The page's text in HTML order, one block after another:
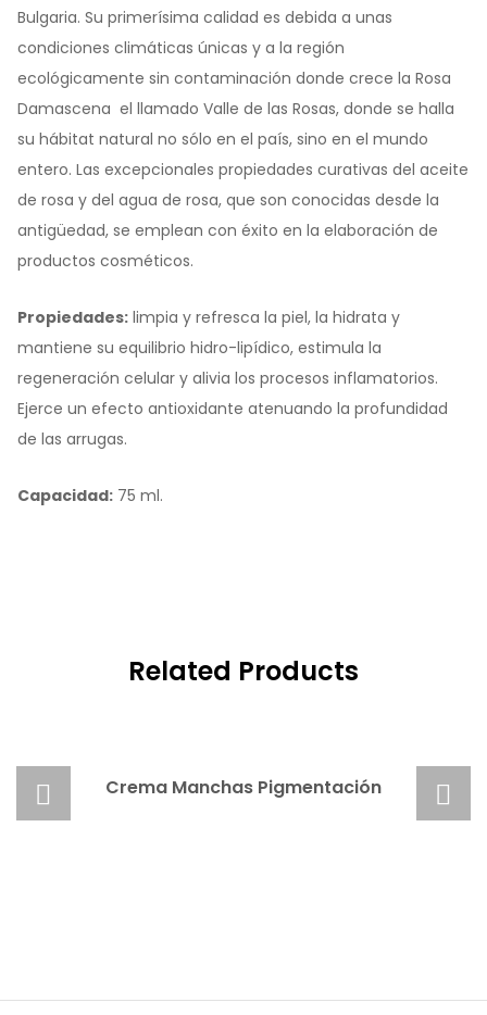
Bulgaria. Su primerísima calidad es debida a unas
condiciones climáticas únicas y a la región
ecológicamente sin contaminación donde crece la Rosa
Damascena  el llamado Valle de las Rosas, donde se halla
su hábitat natural no sólo en el país, sino en el mundo
entero. Las excepcionales propiedades curativas del aceite
de rosa y del agua de rosa, que son conocidas desde la
antigüedad, se emplean con éxito en la elaboración de
productos cosméticos.
Propiedades: limpia y refresca la piel, la hidrata y
mantiene su equilibrio hidro-lipídico, estimula la
regeneración celular y alivia los procesos inflamatorios.
Ejerce un efecto antioxidante atenuando la profundidad
de las arrugas.
Capacidad: 75 ml.
Related Products
Crema Manchas Pigmentación